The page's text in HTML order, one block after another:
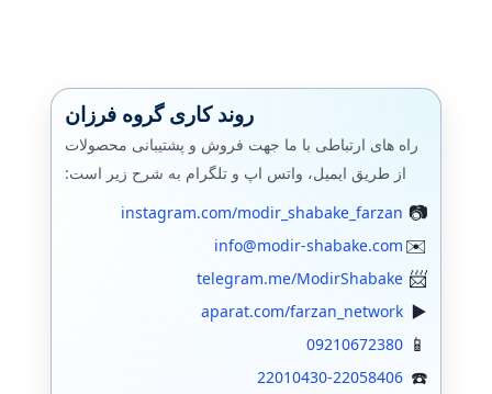
روند کاری گروه فرزان
راه های ارتباطی با ما جهت فروش و پشتیبانی محصولات
از طریق ایمیل، واتس اپ و تلگرام به شرح زیر است:
instagram.com/modir_shabake_farzan
info@modir-shabake.com
telegram.me/ModirShabake
aparat.com/farzan_network
09210672380
22010430-22058406